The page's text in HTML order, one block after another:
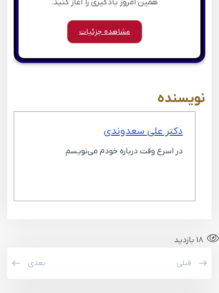
همین امروز یادگیری را آغاز کنید.
مشاهده جزئیات
نویسنده
دکتر علی سعدوندی
در اسرع وقت درباره خودم می‌نویسم
18 بازدید
قبلی بعدی